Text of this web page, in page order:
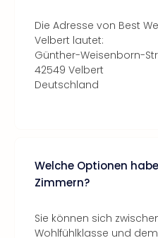
Die Adresse von Best
Velbert lautet:
Günther-Weisenborn-
42549 Velbert
Deutschland
Welche Optionen
Zimmern?
Sie können sich
Wohlfühlklasse und